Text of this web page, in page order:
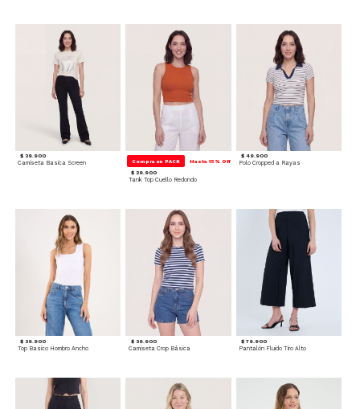
$ 39.900
Camiseta Basica Screen Compra en PACK Hasta 15% Off
$ 29.900
Tank Top Cuello Redondo
$ 49.900
Polo Cropped a Rayas
$ 39.900
Top Basico Hombro Ancho
$ 39.900
Camiseta Crop Básica
$ 79.900
Pantalón Fluido Tiro Alto